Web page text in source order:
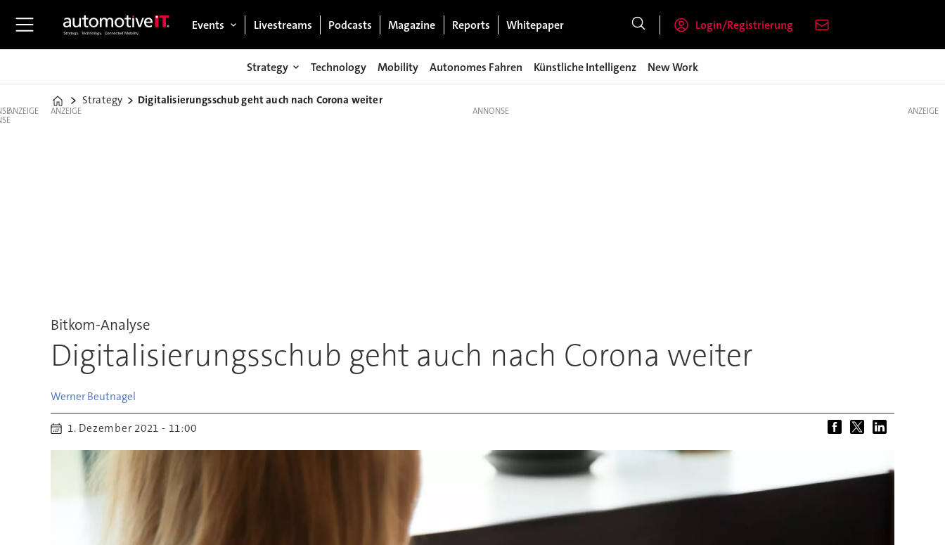
Events Livestreams Podcasts Magazine Reports Whitepaper Login/Registrierung
Strategy Technology Mobility Autonomes Fahren Künstliche Intelligenz New Work
Home
Strategy Digitalisierungsschub geht auch nach Corona weiter
ANZEIGE ANZEIGE
Bitkom-Analyse
Digitalisierungsschub geht auch nach Corona weiter
Werner Beutnagel
1. Dezember 2021 - 11:00
ANZEIGE